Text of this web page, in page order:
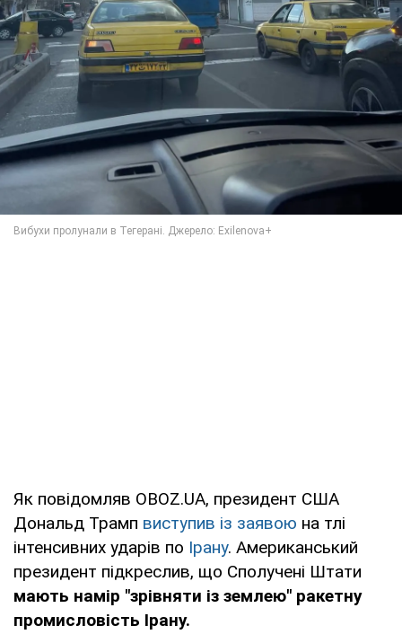
Як повідомляв OBOZ.UA, президент США
Дональд Трамп виступив із заявою на тлі
інтенсивних ударів по Ірану. Американський
президент підкреслив, що Сполучені Штати
мають намір "зрівняти із землею" ракетну
промисловість Ірану.